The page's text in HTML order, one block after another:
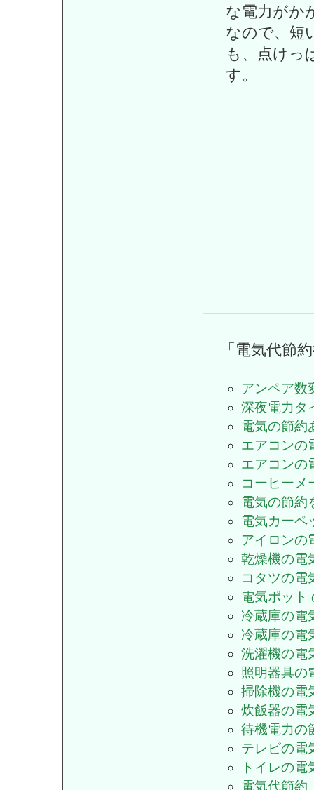
な電力がか
なので、短
も、点けっ
す。
「電気代節
アンペア数
深夜電力タ
電気の節約
エアコンの
エアコンの
コーヒーメ
電気の節約
電気カーペ
アイロンの
乾燥機の電
コタツの電
電気ポット
冷蔵庫の電
冷蔵庫の電
洗濯機の電
照明器具の
掃除機の電
炊飯器の電
待機電力の
テレビの電
トイレの電
電気代節約